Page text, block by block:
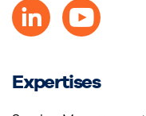
Expertises